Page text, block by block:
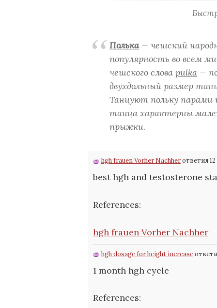
Полька— чешский
популярность во всем
чешского слова pulka —
двухдольный размер
Танцуют польку парами
танца характерны
прыжки.
hgh frauen Vorher Nachherответил
best hgh and testosterone
References:
hgh frauen Vorher Nachher
hgh dosage for height increase
1 month hgh cycle
References: